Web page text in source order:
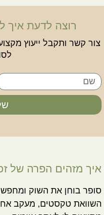
רוצה לדעת איך
צור קשר ותקבל ייעוץ
איך מזהים הפרה של
סופר בוחן את השוק ומחפש
השוואת טקסטים, מעקב